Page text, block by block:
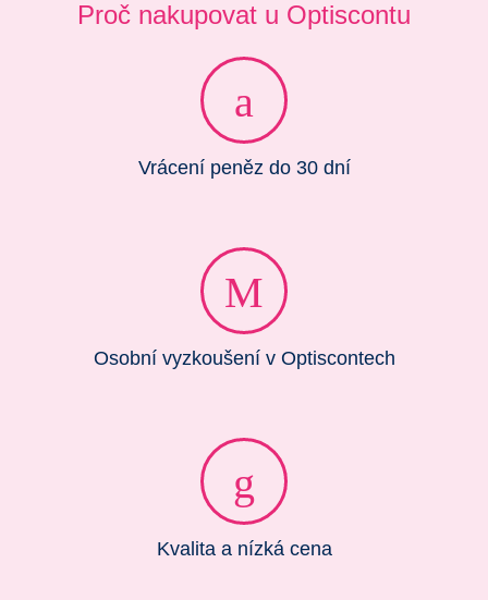
Proč nakupovat u Optiscontu
Vrácení peněz do 30 dní
Osobní vyzkoušení v Optiscontech
Kvalita a nízká cena